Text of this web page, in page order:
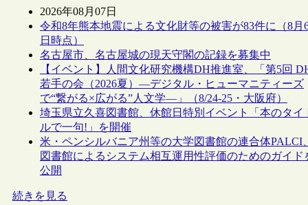
2026年08月07日
令和8年熊本地震による文化財等の被害が83件に（8月
日時点）
名古屋市、名古屋城の現天守閣の記録を募集中
【イベント】人間文化研究機構DH推進室、「第5回
若手の会（2026夏）―デジタル・ヒューマニティーズ
で“繋がる×広がる”人文学―」（8/24-25・大阪府）
埼玉県立久喜図書館、休館日特別イベント「本のタイ
ルで一句!」を開催
米・ペンシルバニア州等の大学図書館の連合体PALCI、
図書館によるシステム相互運用性評価のためのガイド
公開
続きを見る